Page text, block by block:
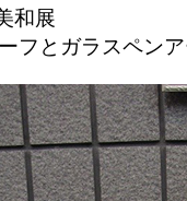
和展
フとガラスペン